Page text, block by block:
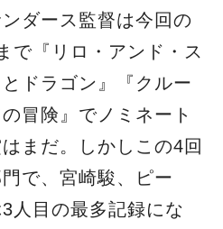
ダース監督は今回の
で『リロ・アンド・ス
ドラゴン』『クルー
冒険』でノミネート
まだ。しかしこの4回
で、宮崎駿、ピー
人目の最多記録にな